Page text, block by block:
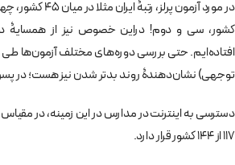
کشور، سی و دوم! دراین خصوص نیز از همسایۀ
افتاده‌ایم. حتی بررسی دوره‌های مختلف آزمون‌ها طی
توجهی) نشان‌دهندۀ روند بدتر شدن نیز هست؛ در
117 از 144 کشور قرار دارد.